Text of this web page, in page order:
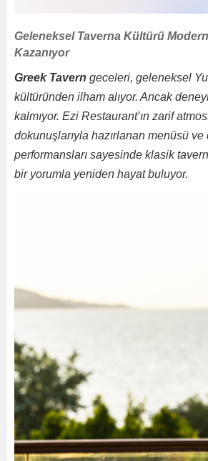
Geleneksel Taverna Kültürü
Kazanıyor
Greek Tavern geceleri, geleneksel
kültüründen ilham alıyor. Ancak
kalmıyor. Ezi Restaurant’ın zarif
dokunuşlarıyla hazırlanan menüsü ve
performansları sayesinde klasik
bir yorumla yeniden hayat buluyor.